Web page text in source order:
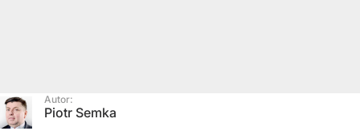
Autor:
Piotr Semka